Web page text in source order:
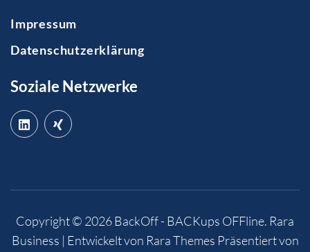
Impressum
Datenschutzerklärung
Soziale Netzwerke
Copyright © 2026BackOff - BACKups OFFline. Rara
Business | Entwickelt von Rara Themes Präsentiert von